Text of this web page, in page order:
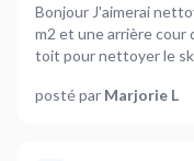
Bonjour J'aimerai nettoyer une petite cour, mur et sol de 12
m2 et une arrière cour
toit pour nettoyer le
petite échelle simple (
posté par Marjorie L